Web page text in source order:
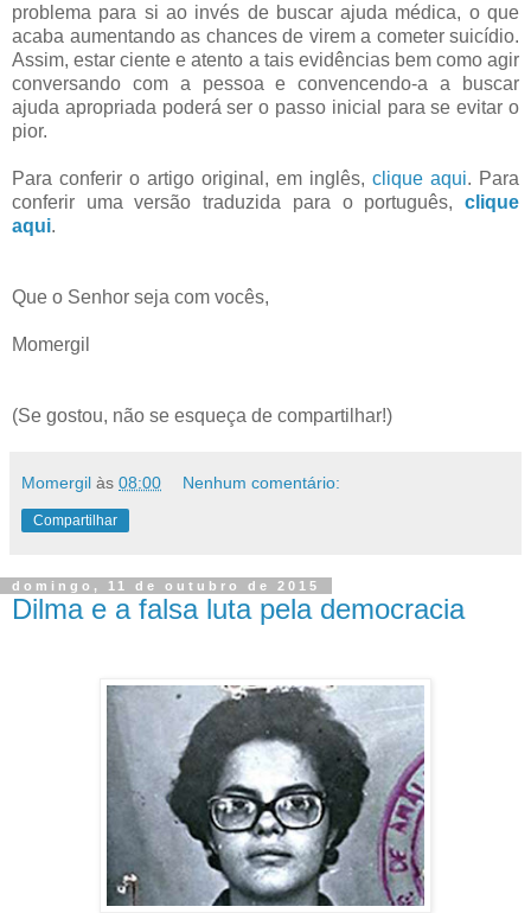
problema para si ao invés de buscar ajuda médica, o que
acaba aumentando as chances de virem a cometer suicídio.
Assim, estar ciente e atento a tais evidências bem como agir
conversando com a pessoa e convencendo-a a buscar
ajuda apropriada poderá ser o passo inicial para se evitar o
pior.
Para conferir o artigo original, em inglês, clique aqui. Para
conferir uma versão traduzida para o português, clique
aqui.
Que o Senhor seja com vocês,
Momergil
(Se gostou, não se esqueça de compartilhar!)
Momergil às 08:00 Nenhum comentário:
Compartilhar
domingo, 11 de outubro de 2015
Dilma e a falsa luta pela democracia